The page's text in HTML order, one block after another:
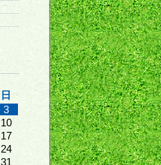
日
3
10
17
24
31